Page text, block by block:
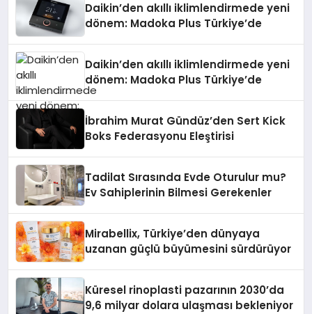
Daikin’den akıllı iklimlendirmede yeni
dönem: Madoka Plus Türkiye’de
Daikin’den akıllı iklimlendirmede yeni
dönem: Madoka Plus Türkiye’de
İbrahim Murat Gündüz’den Sert Kick
Boks Federasyonu Eleştirisi
Tadilat Sırasında Evde Oturulur mu?
Ev Sahiplerinin Bilmesi Gerekenler
Mirabellix, Türkiye’den dünyaya
uzanan güçlü büyümesini sürdürüyor
Küresel rinoplasti pazarının 2030’da
9,6 milyar dolara ulaşması bekleniyor